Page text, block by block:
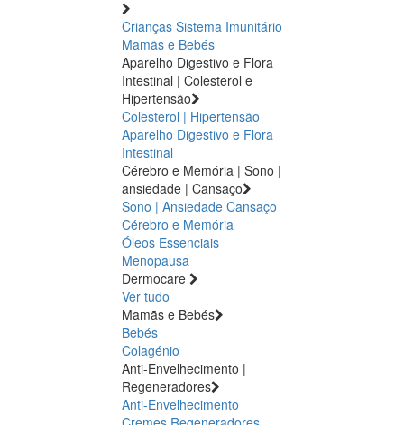
Crianças Sistema Imunitário
Mamãs e Bebés
Aparelho Digestivo e Flora
Intestinal | Colesterol e
Hipertensão
Colesterol | Hipertensão
Aparelho Digestivo e Flora
Intestinal
Cérebro e Memória | Sono |
ansiedade | Cansaço
Sono | Ansiedade Cansaço
Cérebro e Memória
Óleos Essenciais
Menopausa
Dermocare
Ver tudo
Mamãs e Bebés
Bebés
Colagénio
Anti-Envelhecimento |
Regeneradores
Anti-Envelhecimento